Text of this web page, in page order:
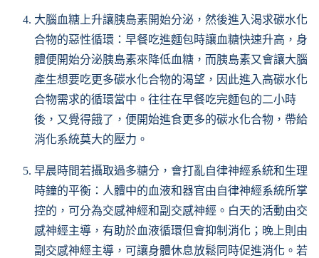
大腦血糖上升讓胰島素開始分泌，然後進入渴求碳水化
合物的惡性循環：早餐吃進麵包時讓血糖快速升高，身
體便開始分泌胰島素來降低血糖，而胰島素又會讓大腦
產生想要吃更多碳水化合物的渴望，因此進入高碳水化
合物需求的循環當中。往往在早餐吃完麵包的二小時
後，又覺得餓了，便開始進食更多的碳水化合物，帶給
消化系統莫大的壓力。
早晨時間若攝取過多糖分，會打亂自律神經系統和生理
時鐘的平衡：人體中的血液和器官由自律神經系統所掌
控的，可分為交感神經和副交感神經。白天的活動由交
感神經主導，有助於血液循環但會抑制消化；晚上則由
副交感神經主導，可讓身體休息放鬆同時促進消化。若